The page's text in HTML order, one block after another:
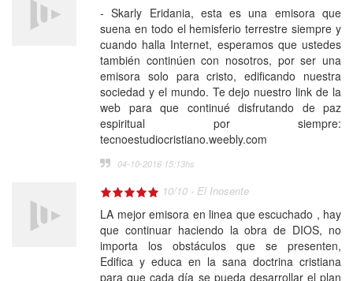
- Skarly Eridania, esta es una emisora que
suena en todo el hemisferio terrestre siempre y
cuando halla Internet, esperamos que ustedes
también continúen con nosotros, por ser una
emisora solo para cristo, edificando nuestra
sociedad y el mundo. Te dejo nuestro link de la
web para que continué disfrutando de paz
espiritual por siempre:
tecnoestudiocristiano.weebly.com
04-10-2016 15:13hs
10/10 - El Inosente
LA mejor emisora en linea que escuchado , hay
que continuar haciendo la obra de DIOS, no
importa los obstáculos que se presenten,
Edifica y educa en la sana doctrina cristiana
para que cada día se pueda desarrollar el plan